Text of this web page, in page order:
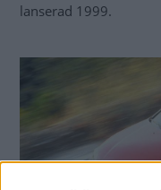
lanserad 1999.